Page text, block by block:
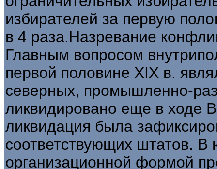
избирателей за первую
в 4 раза.Назревание
Главным вопросом
первой половине XIX в.
северных, промышленно-
ликвидировано еще в ходе
ликвидация была
соответствующих штатов.
организационной формой